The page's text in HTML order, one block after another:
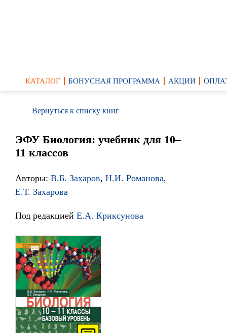
КАТАЛОГ БОНУСНАЯ ПРОГРАММА АКЦИИ
Вернуться к списку книг
ЭФУ Биология: учебник для 10–
11 классов
Авторы: В.Б. Захаров, Н.И. Романова,
Е.Т. Захарова
Под редакцией Е.А. Криксунова